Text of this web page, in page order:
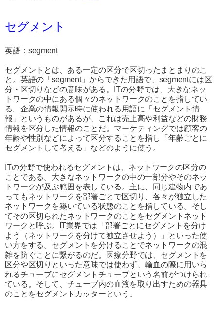
セグメント
英語：segment
セグメントとは、ある一定の区分で区切ったまとまりのこ
と。英語の「segment」からできた用語で、segmentには区
分・区切りなどの意味がある。ITの分野では、大きなネッ
トワークの中にある個々のネットワークのことを指してい
る。企業の情報開示時に使われる用語に「セグメント情
報」というものがあるが、これは売上高や利益などの財務
情報を区分した情報のことだ。マーケティングでは顧客の
年齢や性別などによって区分することを指し「年齢ごとに
セグメントして考える」などのように使う。
ITの分野で使われるセグメントは、ネットワークの区分の
ことである。大きなネットワークの中の一部分やそのネッ
トワークが及ぶ範囲を表している。主に、同じ建物内であ
ってもネットワークを部署ごとで区切り、各々が独立した
ネットワークを築いている状態のことを指している。そし
てその区切られたネットワークのことをセグメントネット
ワークと呼ぶ。IT業界では「部署ごとにセグメントを分け
よう（ネットワークを分けて独立させよう）」といった使
い方をする。セグメントを分けることでネットワークの混
雑を防ぐことに繋がるのだ。医療分野では、セグメントを
区分や区切りといった意味では使わず、輸血の際に用いら
れるチューブにセグメントチューブという名前がつけられ
ている。そして、チューブ内の血液を取り出すための器具
のことをセグメントカッターという。